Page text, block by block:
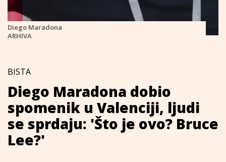
Diego Maradona
ARHIVA
BISTA
Diego Maradona dobio
spomenik u Valenciji, ljudi
se sprdaju: 'Što je ovo? Bruce
Lee?'